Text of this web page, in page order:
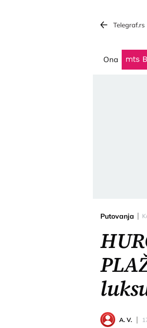
Telegraf.rs
Ona
Putovanja
A. V.